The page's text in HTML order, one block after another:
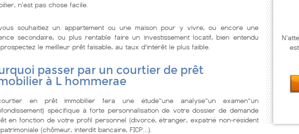
n'est pas chose facile.
souhaitiez un appartement ou une maison pour y vivre, ou encore une
secondaire, ou plus rentable faire un investissement locatif, bien entendu
le meilleur prêt faisable, au taux d’intérêt le plus faible.
passer par un courtier de prêt
à L hommerae
en prêt immobilier fera une étude~une analyse~un examen~un
spécifique à forte personnalisation de votre dossier de demande
en fonction de votre profil personnel (divorcé, étranger, expatrié non-résident
patrimoniale (chômeur, interdit bancaire, FICP…).